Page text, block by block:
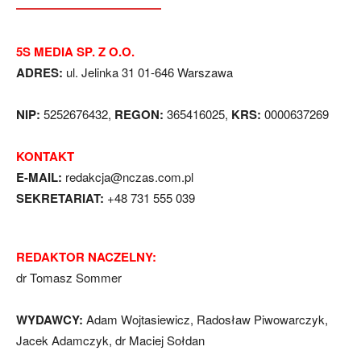
5S MEDIA SP. Z O.O.
ADRES: ul. Jelinka 31 01-646 Warszawa
NIP: 5252676432, REGON: 365416025, KRS: 0000637269
KONTAKT
E-MAIL: redakcja@nczas.com.pl
SEKRETARIAT: +48 731 555 039
REDAKTOR NACZELNY:
dr Tomasz Sommer
WYDAWCY: Adam Wojtasiewicz, Radosław Piwowarczyk,
Jacek Adamczyk, dr Maciej Sołdan